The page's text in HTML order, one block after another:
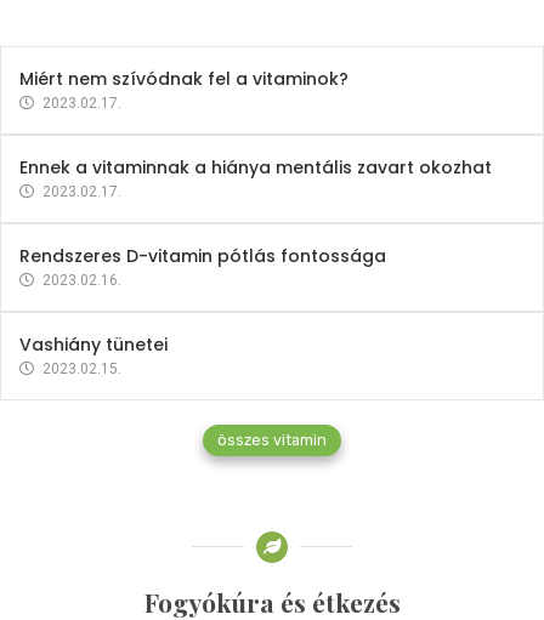
Miért nem szívódnak fel a vitaminok?
2023.02.17.
Ennek a vitaminnak a hiánya mentális zavart okozhat
2023.02.17.
Rendszeres D-vitamin pótlás fontossága
2023.02.16.
Vashiány tünetei
2023.02.15.
összes vitamin
Fogyókúra és étkezés